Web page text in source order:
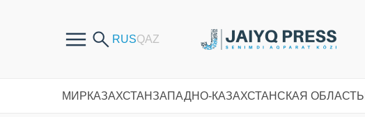
МИРКАЗАХСТАНЗАПАДНО-КАЗАХСТАНСКАЯ ОБЛАСТЬ